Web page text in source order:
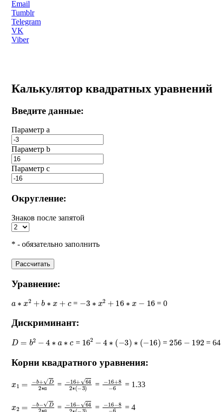
Email
Tumblr
Telegram
VK
Viber
Калькулятор квадратных уравнений
Введите данные:
Параметр a
Параметр b
Параметр с
Округление:
Знаков после запятой
* - обязательно заполнить
Рассчитать
Уравнение:
2 b ∗ = 3∗ 2+ 16 ∗ = 0
Дискриминант:
D= 2− a = 162 ∗ − )∗ −16) = 256 192 = 64
Корни квадратного уравнения:
b+D2∗ = −16+64 (−3)
= −16+8 6
= 1.33
− D2∗ = 16 −64 −3
= 16 −8 6
= 4